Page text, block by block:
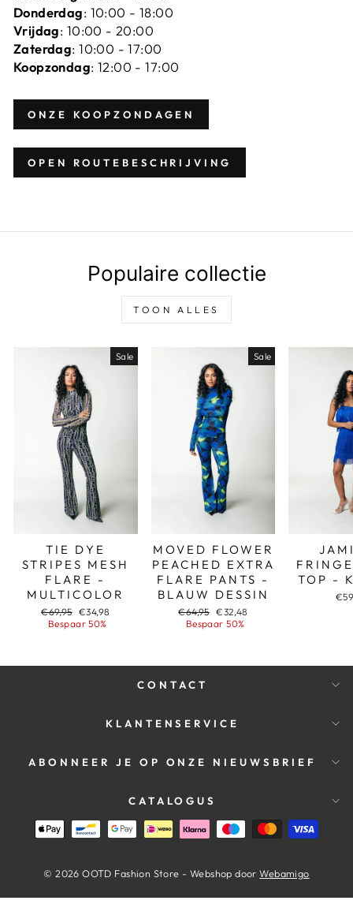
Donderdag: 10:00 - 18:00
Vrijdag: 10:00 - 20:00
Zaterdag: 10:00 - 17:00
Koopzondag: 12:00 - 17:00
ONZE KOOPZONDAGEN
OPEN ROUTEBESCHRIJVING
Populaire collectie
TOON ALLES
Sale
TIE DYE
STRIPES MESH
FLARE -
MULTICOLOR
Adviesprijs
€69,95 Aanbiedingsprijs
€34,98
Bespaar 50%
Sale
MOVED FLOWER
PEACHED EXTRA
FLARE PANTS -
BLAUW DESSIN
Adviesprijs
€64,95 Aanbiedingsprijs
€32,48
Bespaar 50%
TOP -
CONTACT
KLANTENSERVICE
ABONNEER JE OP ONZE NIEUWSBRIEF
CATALOGUS
© 2026 OOTD Fashion Store - Webshop doorWebamigo